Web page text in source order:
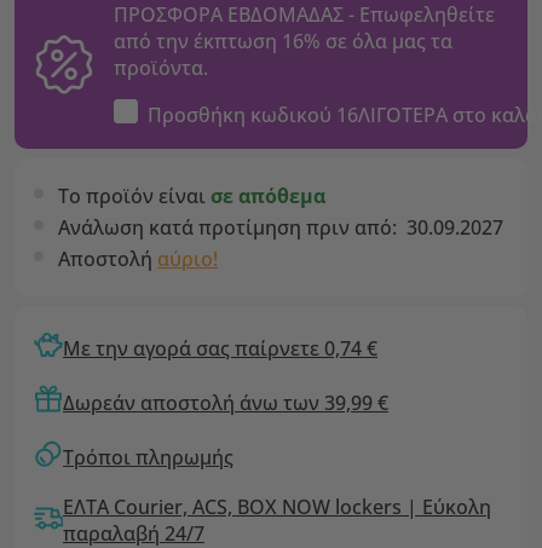
ΠΡΟΣΦΟΡΑ ΕΒΔΟΜΑΔΑΣ - Επωφεληθείτε
από την έκπτωση 16% σε όλα μας τα
προϊόντα.
Προσθήκη κωδικού 16ΛΙΓΟΤΕΡΑ στο
Το προϊόν είναι σε απόθεμα
Ανάλωση κατά προτίμηση πριν από: 30.09.2027
Αποστολή αύριο!
Με την αγορά σας παίρνετε 0,74 €
Δωρεάν αποστολή άνω των 39,99 €
Τρόποι πληρωμής
ΕΛΤΑ Courier, ACS, BOX NOW lockers | Εύκολη
παραλαβή 24/7